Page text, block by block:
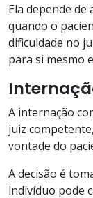
Ela depende
quando o
dificuldade no
para si mesmo
A internação
juiz
vontade do
A decisão é
indivíduo pode